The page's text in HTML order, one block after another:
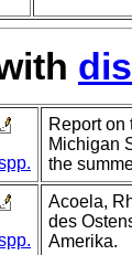
Report on
Michigan
the
Acoela,
des
Amerika.